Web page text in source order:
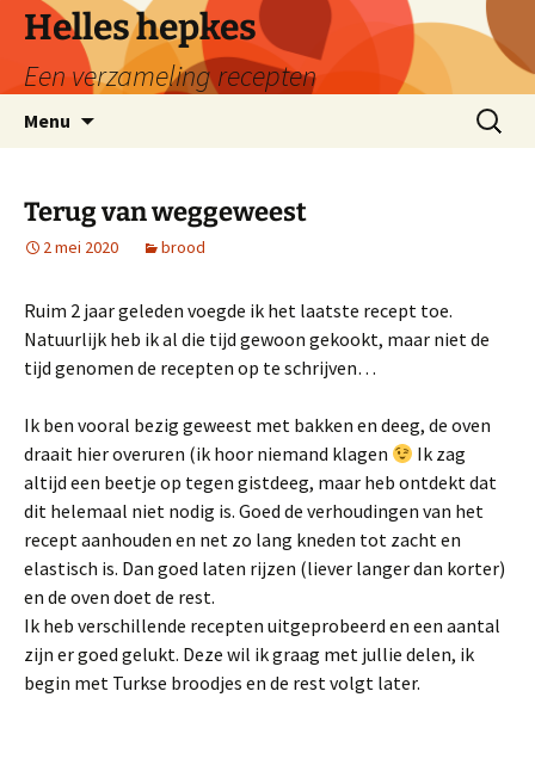
naar
inhoud
Helles hepkes
Een verzameling recepten
Menu
Zoeken
naar:
Terug van weggeweest
2 mei 2020 brood
Ruim 2 jaar geleden voegde ik het laatste recept toe.
Natuurlijk heb ik al die tijd gewoon gekookt, maar niet de
tijd genomen de recepten op te schrijven…
Ik ben vooral bezig geweest met bakken en deeg, de oven
draait hier overuren (ik hoor niemand klagen
Ik zag
altijd een beetje op tegen gistdeeg, maar heb ontdekt dat
dit helemaal niet nodig is. Goed de verhoudingen van het
recept aanhouden en net zo lang kneden tot zacht en
elastisch is. Dan goed laten rijzen (liever langer dan korter)
en de oven doet de rest.
Ik heb verschillende recepten uitgeprobeerd en een aantal
zijn er goed gelukt. Deze wil ik graag met jullie delen, ik
begin met Turkse broodjes en de rest volgt later.